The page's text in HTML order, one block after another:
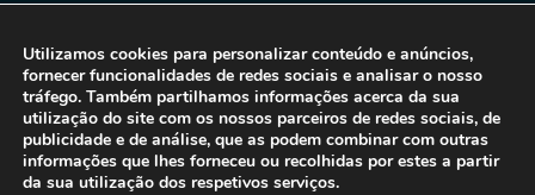
Utilizamos cookies para personalizar conteúdo e anúncios,
fornecer funcionalidades de redes sociais e analisar o nosso
tráfego. Também partilhamos informações acerca da sua
utilização do site com os nossos parceiros de redes sociais, de
publicidade e de análise, que as podem combinar com outras
informações que lhes forneceu ou recolhidas por estes a partir
da sua utilização dos respetivos serviços.